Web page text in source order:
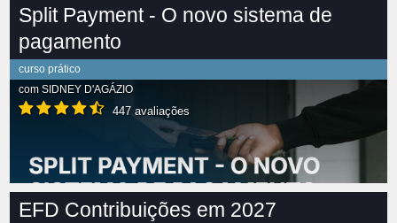
Split Payment - O novo sistema de
pagamento
curso prático
com SIDNEY D'AGÁZIO
447 avaliações
EFD Contribuições em 2027